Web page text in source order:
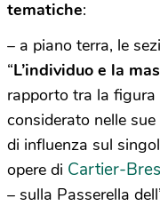
tematiche:
– a piano terra, le
“L’individuo e la
rapporto tra la figura
considerato nelle
di influenza sul
opere di Cartier-
– sulla Passerella